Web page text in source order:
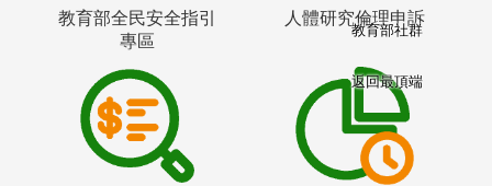
教育部全民安全指引
專區
人體研究倫理申訴
教育部社群
返回最頂端